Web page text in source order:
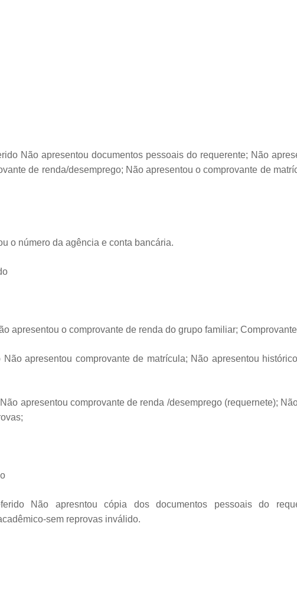
Não apresentou documentos pessoais do requerente; Não
de renda/desemprego; Não apresentou o comprovante de
o número da agência e conta bancária.
apresentou o comprovante de renda do grupo familiar;
apresentou comprovante de matrícula; Não apresentou
apresentou comprovante de renda /desemprego (requernete);
Não apresntou cópia dos documentos pessoais do
sem reprovas inválido.